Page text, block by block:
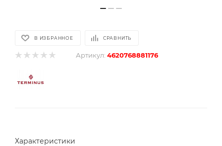
В ИЗБРАННОЕ СРАВНИТЬ
Артикул: 4620768881176
Характеристики